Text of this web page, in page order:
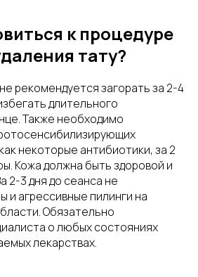
к процедуре
тату?
рекомендуется загорать за 2-4
длительного
Также необходимо
некоторые антибиотики, за 2
Кожа должна быть здоровой и
2-3 дня до сеанса не
и агрессивные пилинги на
Обязательно
о любых состояниях
лекарствах.